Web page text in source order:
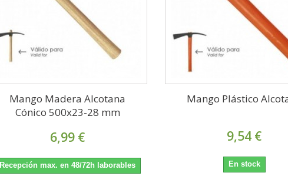
Mango Madera Alcotana
Cónico 500x23-28 mm
6,99 €
Recepción max. en 48/72h laborables
Mango Plástico
9,54 €
En stock